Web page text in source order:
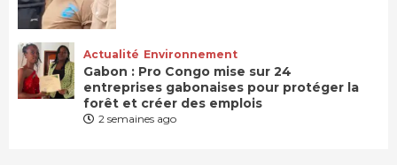
Actualité Environnement
Gabon : Pro Congo mise sur 24
entreprises gabonaises pour protéger la
forêt et créer des emplois
2 semaines ago